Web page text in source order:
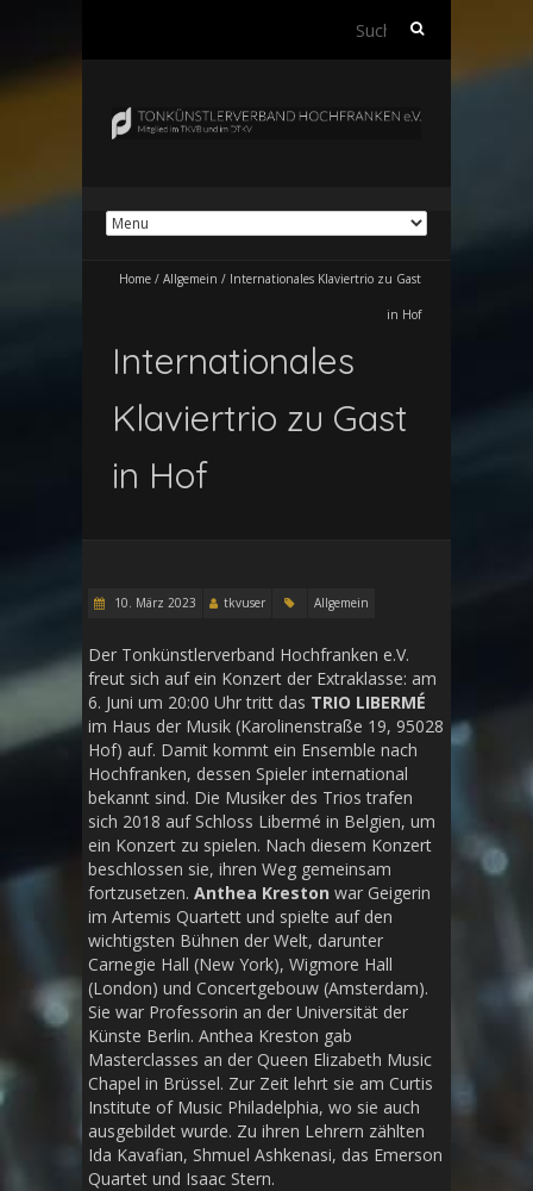
Suchen
Home / Allgemein / Internationales Klaviertrio zu Gast
in Hof
Internationales
Klaviertrio zu Gast
in Hof
10. März 2023 tkvuser Allgemein
Der Tonkünstlerverband Hochfranken e.V.
freut sich auf ein Konzert der Extraklasse: am
6. Juni um 20:00 Uhr tritt das TRIO LIBERMÉ
im Haus der Musik (Karolinenstraße 19, 95028
Hof) auf. Damit kommt ein Ensemble nach
Hochfranken, dessen Spieler international
bekannt sind. Die Musiker des Trios trafen
sich 2018 auf Schloss Libermé in Belgien, um
ein Konzert zu spielen. Nach diesem Konzert
beschlossen sie, ihren Weg gemeinsam
fortzusetzen. Anthea Kreston war Geigerin
im Artemis Quartett und spielte auf den
wichtigsten Bühnen der Welt, darunter
Carnegie Hall (New York), Wigmore Hall
(London) und Concertgebouw (Amsterdam).
Sie war Professorin an der Universität der
Künste Berlin. Anthea Kreston gab
Masterclasses an der Queen Elizabeth Music
Chapel in Brüssel. Zur Zeit lehrt sie am Curtis
Institute of Music Philadelphia, wo sie auch
ausgebildet wurde. Zu ihren Lehrern zählten
Ida Kavafian, Shmuel Ashkenasi, das Emerson
Quartet und Isaac Stern.